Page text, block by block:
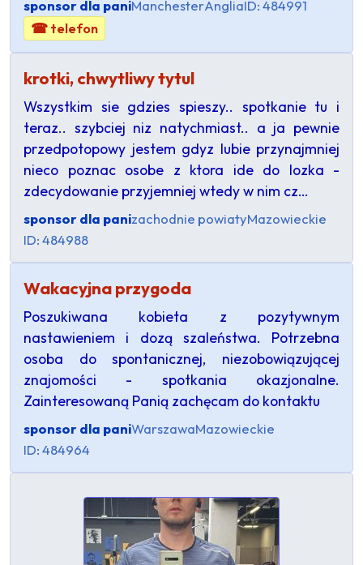
sponsor dla paniManchesterAngliaID: 484991
☎ telefon
krotki, chwytliwy tytul
Wszystkim sie gdzies spieszy.. spotkanie tu i
teraz.. szybciej niz natychmiast.. a ja pewnie
przedpotopowy jestem gdyz lubie przynajmniej
nieco poznac osobe z ktora ide do lozka -
zdecydowanie przyjemniej wtedy w nim cz…
sponsor dla panizachodnie powiatyMazowieckie
ID: 484988
Wakacyjna przygoda
Poszukiwana kobieta z pozytywnym
nastawieniem i dozą szaleństwa. Potrzebna
osoba do spontanicznej, niezobowiązującej
znajomości - spotkania okazjonalne.
Zainteresowaną Panią zachęcam do kontaktu
sponsor dla paniWarszawaMazowieckie
ID: 484964